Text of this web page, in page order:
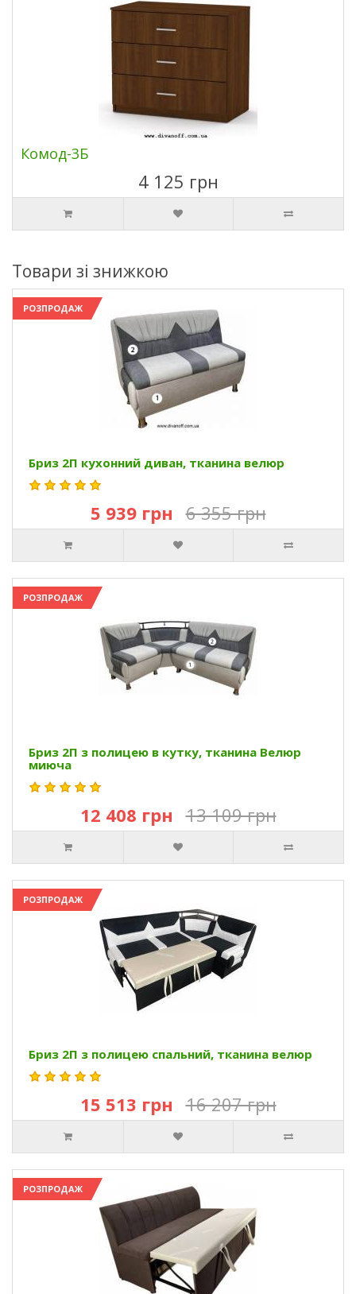
Комод-3Б
4 125 грн
Товари зі знижкою
РОЗПРОДАЖ
Бриз 2П кухонний диван, тканина велюр
5 939 грн 6 355 грн
РОЗПРОДАЖ
Бриз 2П з полицею в кутку, тканина Велюр
миюча
12 408 грн 13 109 грн
РОЗПРОДАЖ
Бриз 2П з полицею спальний, тканина велюр
15 513 грн 16 207 грн
РОЗПРОДАЖ